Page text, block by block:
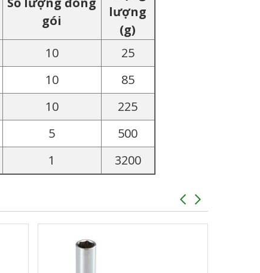
gói
lượng
(g)
10
25
10
85
10
225
5
500
1 3200